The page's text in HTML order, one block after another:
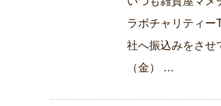
ラボチャリティー
社へ振込みをさせ
（金） …